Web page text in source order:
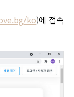
ko)에 접속